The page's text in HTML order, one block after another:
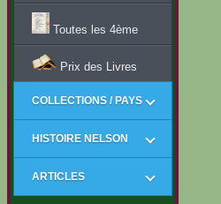
Toutes les 4ème
Prix des Livres
COLLECTIONS / PAYS
HISTOIRE NELSON
ARTICLES